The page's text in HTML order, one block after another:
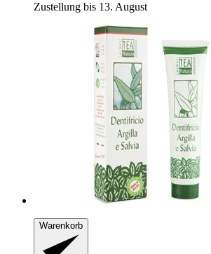
Zustellung bis 13. August
Warenkorb